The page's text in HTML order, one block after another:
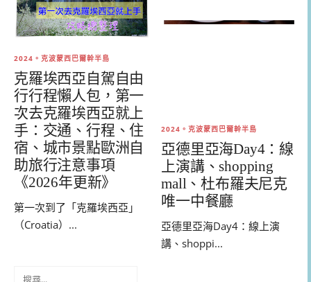
2024。克波蒙西巴爾幹半島
克羅埃西亞自駕自由
行行程懶人包，第一
次去克羅埃西亞就上
手：交通、行程、住
宿、城市景點歐洲自
助旅行注意事項
《2026年更新》
第一次到了「克羅埃西亞」
（Croatia）...
2024。克波蒙西巴爾幹半島
亞德里亞海Day4：線
上演講、shopping
mall、杜布羅夫尼克
唯一中餐廳
亞德里亞海Day4：線上演
講、shoppi...